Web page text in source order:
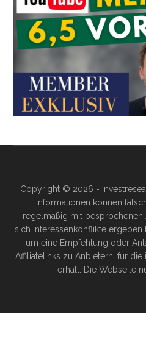
Copyright © 2026 -
Informationen können
regelmäßig mit besprochenen
sich Interessenkonflikte ergeben
um eine Empfehlung oder
Affiliatelinks zu Anbietern, für
erhält. Die Webseite